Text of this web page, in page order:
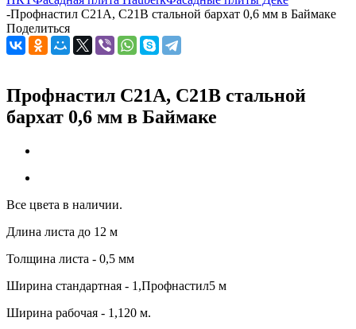
-Профнастил С21А, С21В стальной бархат 0,6 мм в Баймаке
Поделиться
Профнастил С21А, С21В стальной
бархат 0,6 мм в Баймаке
Все цвета в наличии.
Длина листа до 12 м
Толщина листа - 0,5 мм
Ширина стандартная - 1,Профнастил5 м
Ширина рабочая - 1,120 м.